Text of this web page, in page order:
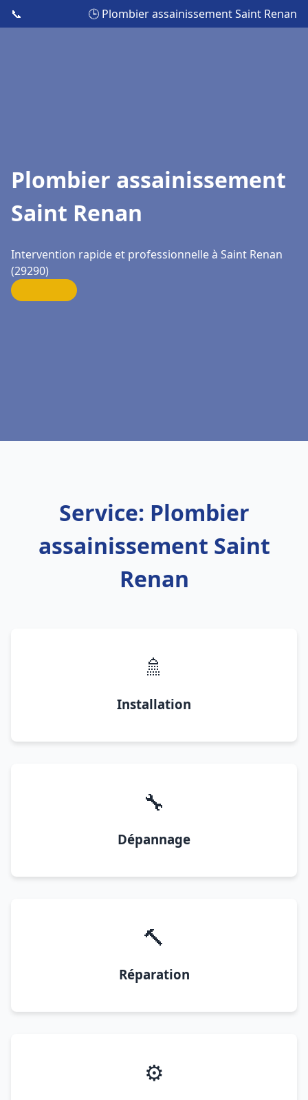
📞 🕒 Plombier assainissement Saint Renan
Plombier assainissement
Saint Renan
Intervention rapide et professionnelle à Saint Renan
(29290)
Service: Plombier
assainissement Saint
Renan
🚿
Installation
🔧
Dépannage
🔨
Réparation
⚙️